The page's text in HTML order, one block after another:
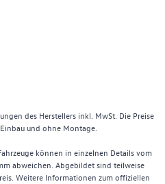
des Herstellers inkl. MwSt. Die Preise
und ohne Montage.
können in einzelnen Details vom
abweichen. Abgebildet sind teilweise
Weitere Informationen zum offiziellen